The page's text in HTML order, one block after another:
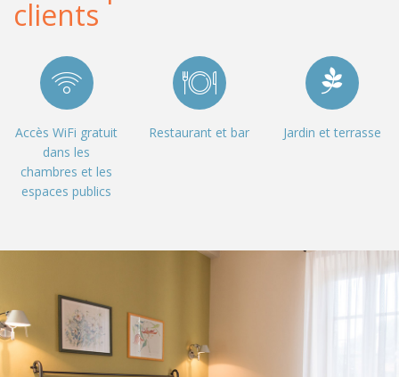
clients
Accès WiFi gratuit
dans les
chambres et les
espaces publics
Restaurant et bar Jardin et terrasse